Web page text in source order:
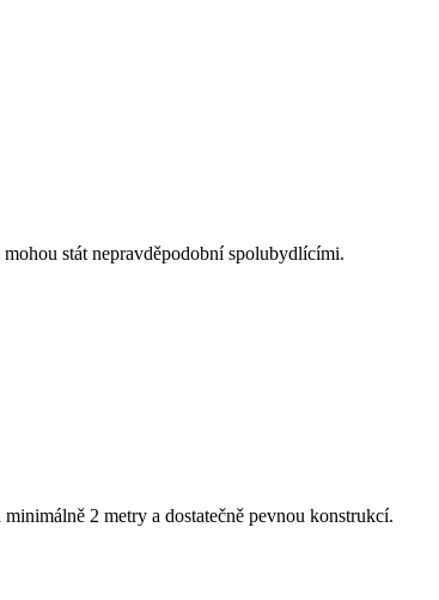
stát nepravděpodobní spolubydlícími.
2 metry a dostatečně pevnou konstrukcí.